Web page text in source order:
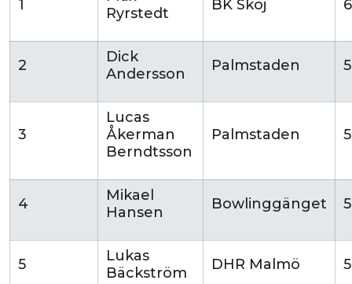
1
Ryrstedt
BK Skoj
2
Dick
Andersson
Palmstaden
3
Lucas
Åkerman
Berndtsson
Palmstaden
4
Mikael
Hansen
Bowlinggänget
5
Lukas
Bäckström
DHR Malmö